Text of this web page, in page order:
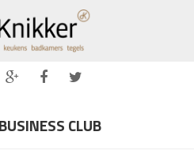
BUSINESS CLUB